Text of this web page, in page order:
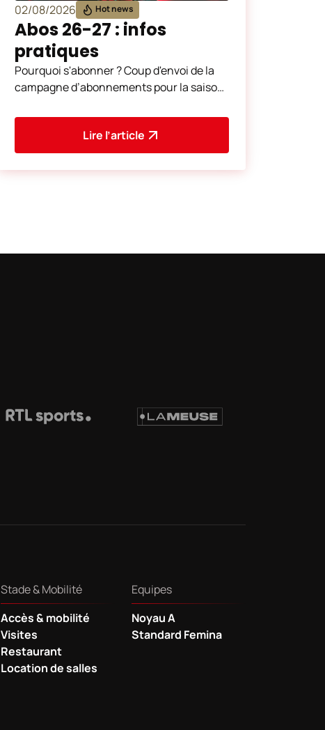
02/08/2026 Hot news
Abos 26-27 : infos
pratiques
Pourquoi s'abonner ? Coup d'envoi de la
campagne d’abonnements pour la saison
notre plate
Lire l’article
Stade & Mobilité
Accès & mobilité
Visites
Restaurant
Location de salles
Equipes
Noyau A
Standard Femina